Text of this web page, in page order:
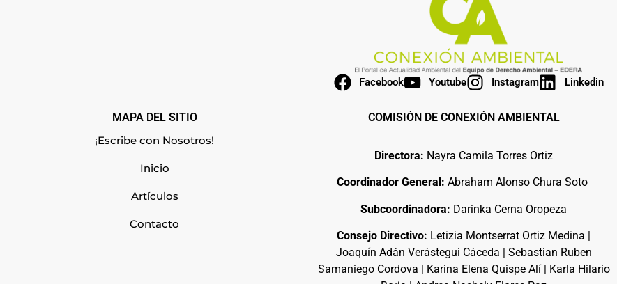
Facebook Youtube Instagram Linkedin
MAPA DEL SITIO
¡Escribe con Nosotros!
Inicio
Artículos
Contacto
COMISIÓN DE CONEXIÓN AMBIENTAL
Directora: Nayra Camila Torres Ortiz
Coordinador General:Abraham Alonso Chura Soto
Subcoordinadora: Darinka Cerna Oropeza
Consejo Directivo: Letizia Montserrat Ortiz Medina |
Joaquín Adán Verástegui Cáceda | Sebastian Ruben
Samaniego Cordova | Karina Elena Quispe Alí | Karla Hilario